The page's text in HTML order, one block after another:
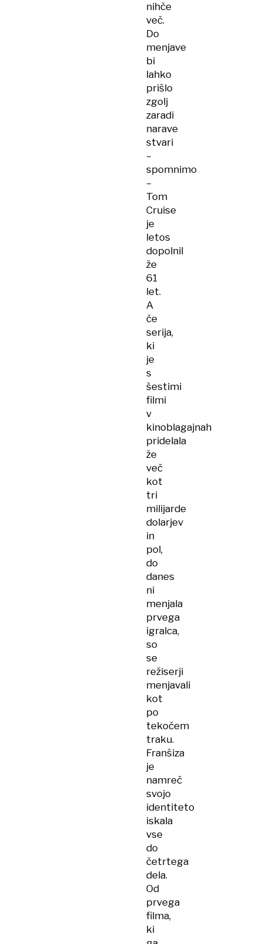
nihče
več.
Do
menjave
bi
lahko
prišlo
zgolj
zaradi
narave
stvari
–
spomnimo
–
Tom
Cruise
je
letos
dopolnil
že
61
let.
A
če
serija,
ki
je
s
šestimi
filmi
v
kinoblagajnah
pridelala
že
več
kot
tri
milijarde
dolarjev
in
pol,
do
danes
ni
menjala
prvega
igralca,
so
se
režiserji
menjavali
kot
po
tekočem
traku.
Franšiza
je
namreč
svojo
identiteto
iskala
vse
do
četrtega
dela.
Od
prvega
filma,
ki